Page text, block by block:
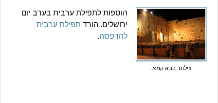
צילום: בבא קמא.
הוספות לתפילת ערבית בערב יום
ירושלים. הורד תפילת ערבית
להדפסה.